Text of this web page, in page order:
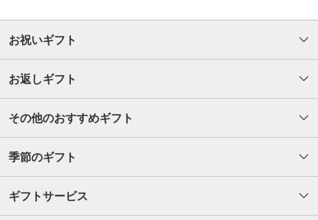
お祝いギフト
お返しギフト
その他のおすすめギフト
季節のギフト
ギフトサービス